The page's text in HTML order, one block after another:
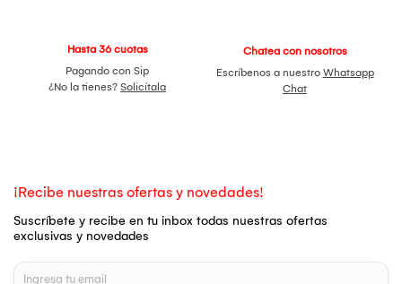
Hasta 36 cuotas
Pagando con Sip
¿No la tienes? Solicítala
Chatea con nosotros
Escríbenos a nuestro Whatsapp
Chat
¡Recibe nuestras ofertas y novedades!
Suscríbete y recibe en tu inbox todas nuestras ofertas
exclusivas y novedades